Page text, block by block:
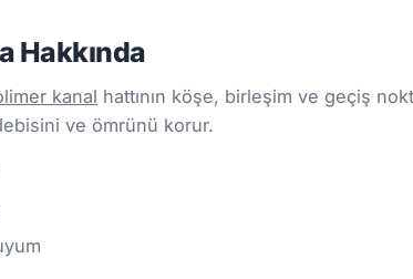
Hakkında
kanal hattının köşe, birleşim ve geçiş
ve ömrünü korur.